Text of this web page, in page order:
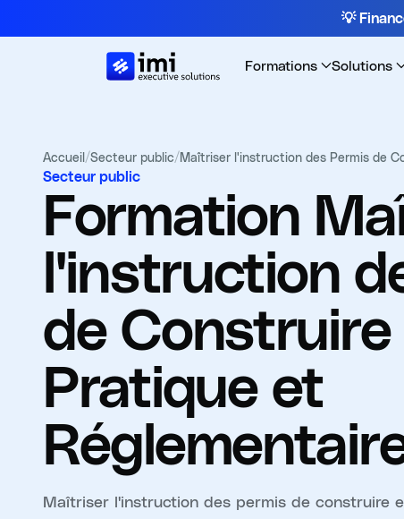
💡
Formations Solutions
Accueil/Secteur public/Maîtriser l'instruction des Permis de
Secteur public
Formation
l'instruction
de Construire
Pratique et
Maîtriser l'instruction des permis de construire